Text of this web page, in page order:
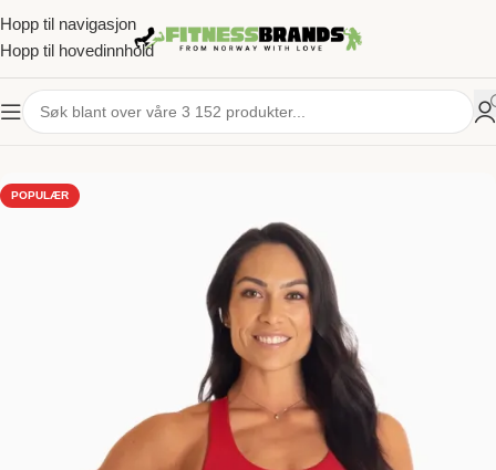
Hopp til navigasjon
Hopp til hovedinnhold
POPULÆR